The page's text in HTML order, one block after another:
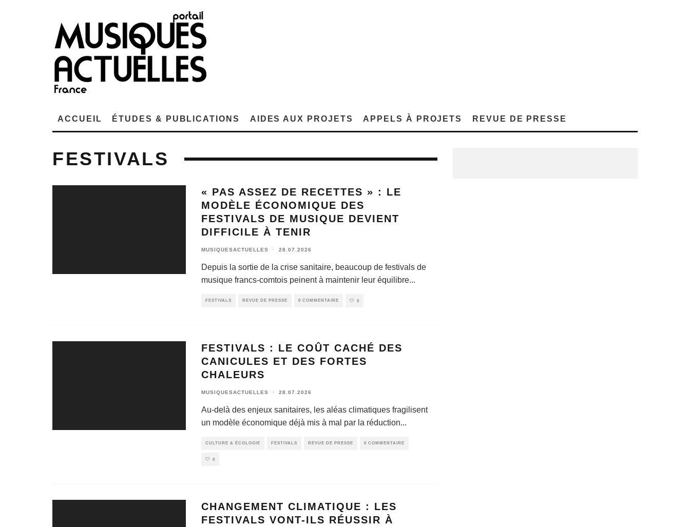
ACCUEIL ÉTUDES & PUBLICATIONS AIDES AUX PROJETS APPELS À PROJETS REVUE DE PRESSE
FESTIVALS
« PAS ASSEZ DE RECETTES » : LE
MODÈLE ÉCONOMIQUE DES
FESTIVALS DE MUSIQUE DEVIENT
DIFFICILE À TENIR
MUSIQUESACTUELLES · 28.07.2026
Depuis la sortie de la crise sanitaire, beaucoup de festivals de
musique francs-comtois peinent à maintenir leur équilibre...
FESTIVALS REVUE DE PRESSE 0 COMMENTAIRE 0
FESTIVALS : LE COÛT CACHÉ DES
CANICULES ET DES FORTES
CHALEURS
MUSIQUESACTUELLES · 28.07.2026
Au-delà des enjeux sanitaires, les aléas climatiques fragilisent
un modèle économique déjà mis à mal par la réduction...
CULTURE & ÉCOLOGIE FESTIVALS REVUE DE PRESSE 0 COMMENTAIRE
0
CHANGEMENT CLIMATIQUE : LES
FESTIVALS VONT-ILS RÉUSSIR À